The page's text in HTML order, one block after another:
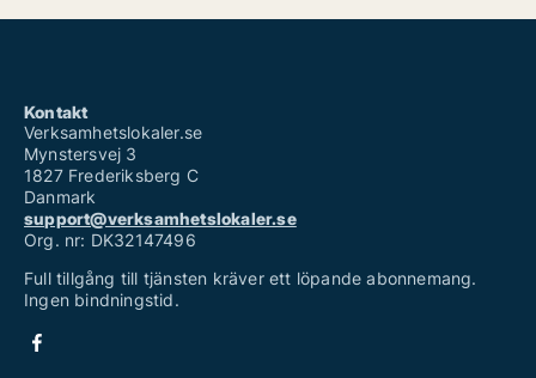
Kontakt
Verksamhetslokaler.se
Mynstersvej 3
1827 Frederiksberg C
Danmark
support@verksamhetslokaler.se
Org. nr: DK32147496
Full tillgång till tjänsten kräver ett löpande abonnemang.
Ingen bindningstid.